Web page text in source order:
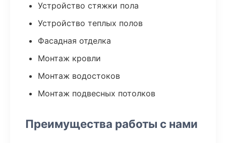
Устройство стяжки пола
Устройство теплых полов
Фасадная отделка
Монтаж кровли
Монтаж водостоков
Монтаж подвесных потолков
Преимущества работы с нами